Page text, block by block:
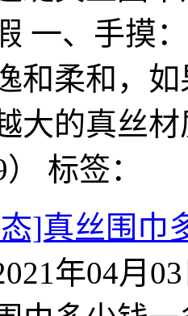
一、手摸
和柔和，
大的真丝
标签：
]真丝围巾
年04月